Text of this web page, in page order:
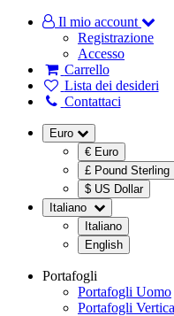
Il mio account
Registrazione
Accesso
Carrello
Lista dei desideri
Contattaci
Euro
€ Euro
£ Pound Sterling
$ US Dollar
Italiano
Italiano
English
Portafogli
Portafogli Uomo
Portafogli